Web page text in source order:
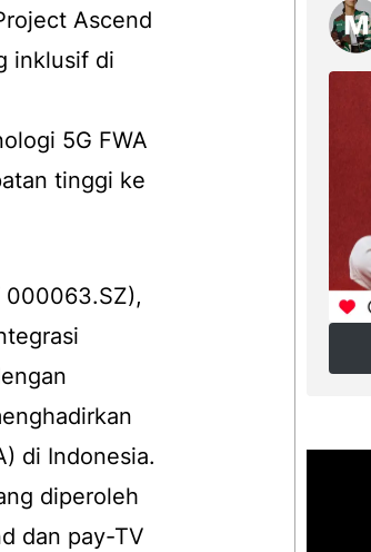
Ascend
inklusif di
5G FWA
tinggi ke
000063.SZ),
di Indonesia.
diperoleh
dan pay-TV